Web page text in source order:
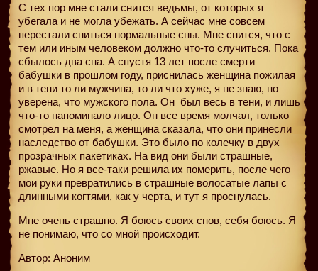
С тех пор мне стали снится ведьмы, от которых я
убегала и не могла убежать. А сейчас мне совсем
перестали сниться нормальные сны. Мне снится, что с
тем или иным человеком должно что-то случиться. Пока
сбылось два сна. А спустя 13 лет после смерти
бабушки в прошлом году, приснилась женщина пожилая
и в тени то ли мужчина, то ли что хуже, я не знаю, но
уверена, что мужского пола. Он был весь в тени, и лишь
что-то напоминало лицо. Он все время молчал, только
смотрел на меня, а женщина сказала, что они принесли
наследство от бабушки. Это было по колечку в двух
прозрачных пакетиках. На вид они были страшные,
ржавые. Но я все-таки решила их померить, после чего
мои руки превратились в страшные волосатые лапы с
длинными когтями, как у черта, и тут я проснулась.
Мне очень страшно. Я боюсь своих снов, себя боюсь. Я
не понимаю, что со мной происходит.
Автор: Аноним